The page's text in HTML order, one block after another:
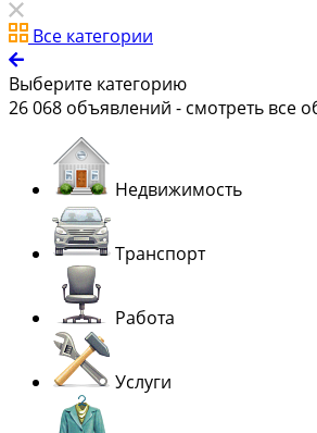
Все категории
Выберите категорию
26 068 объявлений - смотреть все
Недвижимость
Транспорт
Работа
Услуги